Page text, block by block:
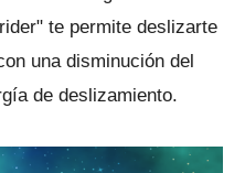
te permite deslizarte
una disminución del
de deslizamiento.